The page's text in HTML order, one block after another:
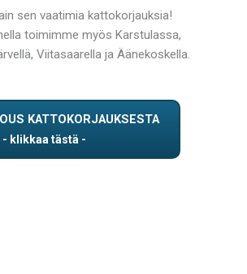
sen vaatimia kattokorjauksia!
toimimme myös Karstulassa,
Viitasaarella ja Äänekoskella.
KATTOKORJAUKSESTA